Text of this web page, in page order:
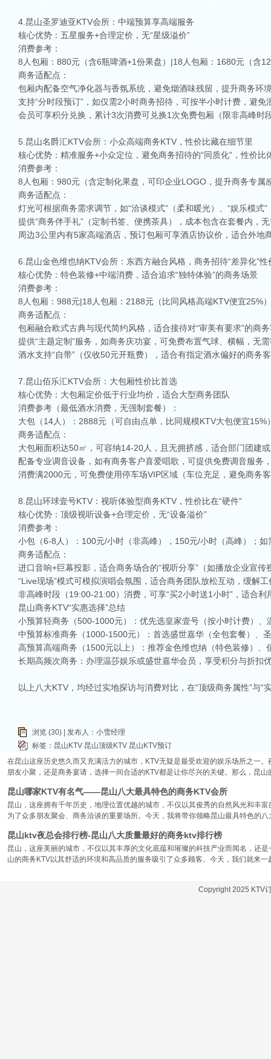
相关推荐
昆山ktv夜场哪里好玩-昆山八大便宜好玩的商务ktv会所排名
昆山天外天KTV以其优雅的环境和周到的服务著称。这里不仅拥有现代的音响设
响，给你带来无与伦比的视听享受。这里还提供多种酒水和小吃，确保你和朋友
昆山ktv哪个比较好-昆山八大比较好的ktv娱乐会所推荐
昆山，一座充满活力与魅力的城市，以其丰富的美食、独特的文化和而闻名。如
昆山市区周边有哪些好玩的ktv-昆山五大高端ktv排名
KTV排名，带你领略一下这其中的魅力！
昆山ktv夜总会哪家好-昆山八大最好玩的商务ktv推荐
在昆山这座历史悠久而又充满活力的城市，KTV无疑是最受欢迎的娱乐场所之一
朋友小聚，还是商务宴请，选择一间合适的KTV都是让你尽兴的关键。那么，昆
昆山哪家KTV有名气——昆山八大最具特色的商务KTV会所
昆山，这座拥有千年历史，地理位置优越的城市，不仅以其俊秀的自然风光和丰
为了众多朋友聚会、商务洽谈的重要场所。今天，我将带你领略昆山最具特色的
昆山ktv夜总会排行榜-昆山八大质量最好的商务ktv排行榜
昆山，这座美丽的城市，不仅以其丰厚的文化底蕴和璀璨的科技产业而闻名，还
山的商务KTV以其舒适的环境和高品质的服务吸引了众多顾客。今天，我们就来
4.昆山圣罗迪亚KTV会所：中端预算享高端服务
核心优势：五星服务+合理定价，无“星级溢价”
消费参考：
8人包厢：880元（含6瓶啤酒+1份果盘）|18人包厢：1680元（含
商务适配点：
包厢内配备空气净化器与香氛系统，避免烟酒味残留，提升商务环
支持“分时段预订”，如仅需2小时商务招待，可按半小时计费，避免
会员可享积分兑换，累计3次消费可兑换1次免费包厢（限非高峰时
5.昆山名爵汇KTV会所：小众高端商务KTV，性价比藏在细节里
核心优势：精准服务+小众定位，避免商务招待的“同质化”，性价比
消费参考：
8人包厢：980元（含定制化果盘，可印企业LOGO，提升商务专属
商务适配点：
灯光可根据商务需求调节，如“洽谈模式”（柔和暖光）、“娱乐模式
提供“商务伴手礼”（定制书签、便携茶具），成本包含在套餐内，
周边3公里内有5家高端酒店，预订包厢可享酒店协议价，适合外地
6.昆山金色维也纳KTV会所：东西方融合风格，商务招待“差异化”性
核心优势：特色装修+中端消费，适合追求“独特体验”的商务场景
消费参考：
8人包厢：988元|18人包厢：2188元（比同风格高端KTV便宜25%）
商务适配点：
包厢融合欧式古典与现代简约风格，适合接待对“审美有要求”的商
提供“主题定制”服务，如商务庆功宴，可免费布置气球、横幅，无
酒水支持“自带”（仅收50元开瓶费），适合有指定酒水偏好的商务
7.昆山佰乐汇KTV会所：大包厢性价比首选
核心优势：大包厢定价低于行业均价，适合大型商务团队
消费参考（最低酒水消费，无强制套餐）：
大包（14人）：2888元（可自由点单，比同规模KTV大包便宜15%
商务适配点：
大包厢面积达50㎡，可容纳14-20人，且无拥挤感，适合部门团建
配备专业调音设备，如有商务客户喜爱唱歌，可提供免费调音服务
消费满2000元，可免费使用停车场VIP区域（车位充足，避免商务
8.昆山环球壹号KTV：视听体验型商务KTV，性价比在“硬件”
核心优势：顶级视听设备+合理定价，无“设备溢价”
消费参考：
小包（6-8人）：100元/小时（非高峰），150元/小时（高峰）；
商务适配点：
进口音响+巨幕投影，适合商务场合的“视听分享”（如播放企业宣传
“Live现场”模式可模拟演唱会氛围，适合商务团队放松互动，缓解
非高峰时段（19:00-21:00）消费，可享“买2小时送1小时”，适合
昆山商务KTV“实惠选择”总结
小预算轻商务（500-1000元）：优先选皇家壹号（按小时计费）、
中预算标准商务（1000-1500元）：首选盛世嘉华（全包套餐）、
高预算高端商务（1500元以上）：推荐金色维也纳（特色装修）、
长期高频次商务：办理温莎娱乐或盛世嘉华会员，享受积分与折扣
以上八大KTV，均经过实地探访与消费对比，在“顶级商务属性”与
浏览 (30) | 发布人：小雪经理
标签： 昆山KTV 昆山顶级KTV 昆山KTV预订
Copyright 2025 KTV